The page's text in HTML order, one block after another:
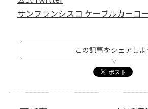
サンフランシスコ ケーブルカーコ
この記事をシェアしよ